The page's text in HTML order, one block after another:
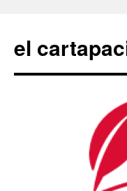
contenido
el